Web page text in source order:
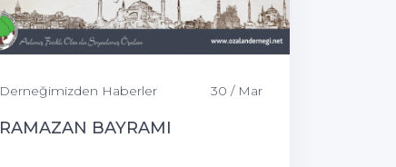
Derneğimizden Haberler 30 / Mar
RAMAZAN BAYRAMI